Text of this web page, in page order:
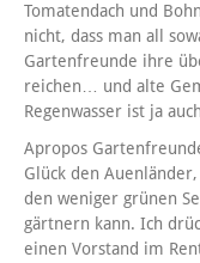
Tomatendach und
nicht, dass man all
Gartenfreunde ihre
reichen… und alte
Regenwasser ist ja
Apropos
Glück den
den weniger grünen
gärtnern kann. Ich
einen Vorstand im